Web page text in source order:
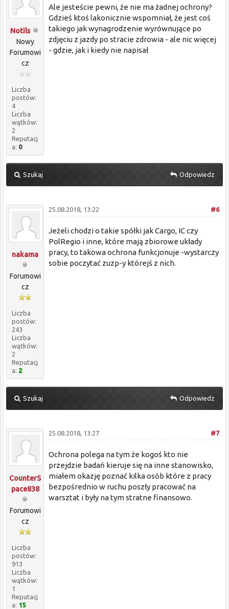
Notils
Nowy
Forumowi
cz
Liczba
postów:
4
Liczba
wątków:
2
Reputacj
a: 0
Ale jesteście pewni, że nie ma żadnej ochrony?
Gdzieś ktoś lakonicznie wspomniał, że jest coś
takiego jak wynagrodzenie wyrównujące po
zdjęciu z jazdy po stracie zdrowia - ale nic więcej
- gdzie, jak i kiedy nie napisał
Szukaj Odpowiedz
nakama
Forumowi
cz
Liczba
postów:
243
Liczba
wątków:
2
Reputacj
a: 2
#6
25.08.2018, 13:22
Jeżeli chodzi o takie spółki jak Cargo, IC czy
PolRegio i inne, które mają zbiorowe układy
pracy, to takowa ochrona funkcjonuje -wystarczy
sobie poczytać zuzp-y którejś z nich.
Szukaj Odpowiedz
CounterS
pace838
Forumowi
cz
Liczba
postów:
913
Liczba
wątków:
1
Reputacj
a: 15
#7
25.08.2018, 13:27
Ochrona polega na tym że kogoś kto nie
przejdzie badań kieruje się na inne stanowisko,
miałem okazję poznać kilka osób które z pracy
bezpośrednio w ruchu poszły pracować na
warsztat i były na tym stratne finansowo.